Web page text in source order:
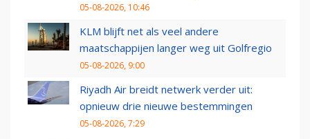
05-08-2026, 10:46
KLM blijft net als veel andere
maatschappijen langer weg uit Golfregio
05-08-2026, 9:00
Riyadh Air breidt netwerk verder uit:
opnieuw drie nieuwe bestemmingen
05-08-2026, 7:29